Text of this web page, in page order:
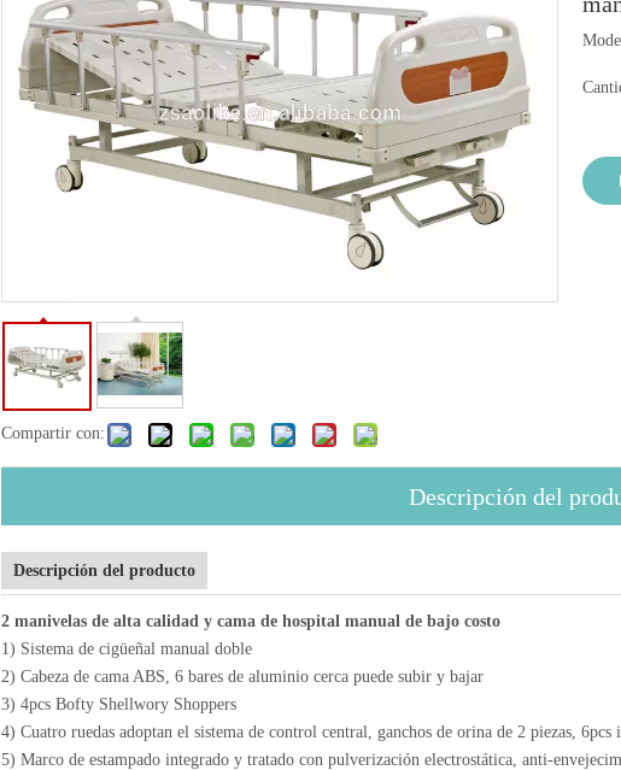
Compartir con:
Descripción del
Descripción del producto
2 manivelas de alta calidad y cama de hospital manual de bajo costo
1) Sistema de cigüeñal manual doble
2) Cabeza de cama ABS, 6 bares de aluminio cerca puede subir y bajar
3) 4pcs Bofty Shellwory Shoppers
4) Cuatro ruedas adoptan el sistema de control central, ganchos de orina de 2 piezas,
5) Marco de estampado integrado y tratado con pulverización electrostática, anti-